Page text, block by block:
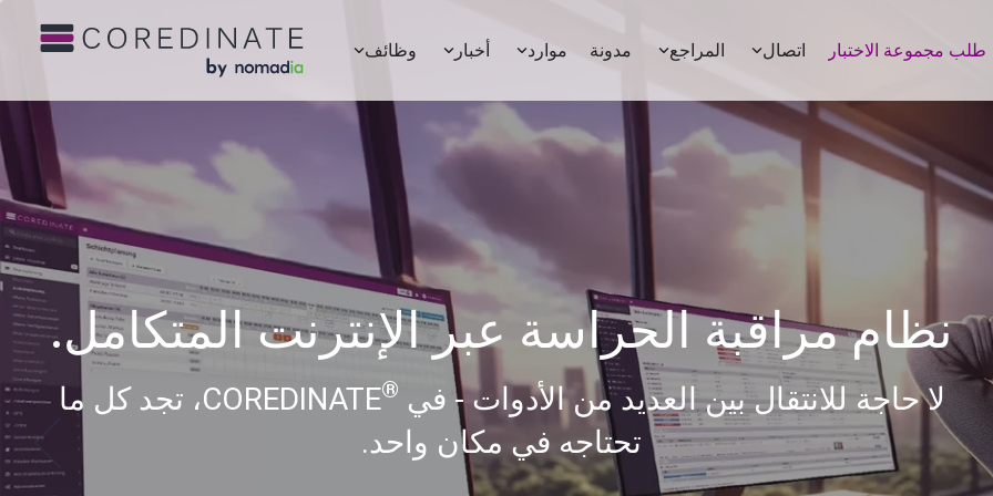
وظائف أخبار موارد مدونة المراجع اتصال طلب مجموعة الاختبار
نظام مراقبة الحراسة عبر الإنترنت المتكامل.
لا حاجة للانتقال بين العديد من الأدوات - في ®
COREDINATE، تجد كل ما
تحتاجه في مكان واحد.